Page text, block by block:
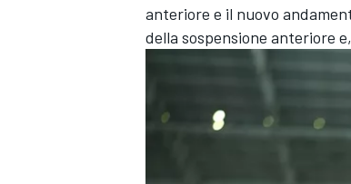
anteriore e il nuovo
della sospensione anteriore